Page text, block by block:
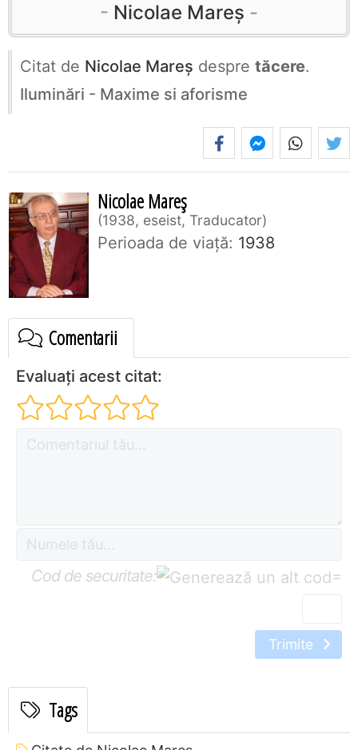
Nicolae Mareș
Citat de Nicolae Mareș despre tăcere.
Iluminări - Maxime si aforisme
Nicolae Mareș
1938, eseist, Traducator
Perioada de viaţă: 1938
Comentarii
Evaluați acest citat:
Cod de securitate: =
Trimite
Tags